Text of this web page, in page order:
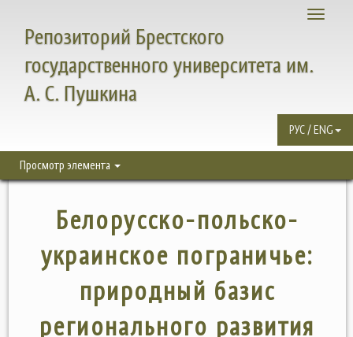
Toggle
Репозиторий Брестского
государственного университета им.
А. С. Пушкина
РУС / ENG
Просмотр элемента
Белорусско-польско-
украинское пограничье:
природный базис
регионального развития